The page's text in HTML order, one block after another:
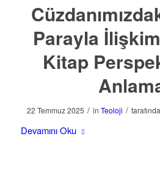
Parayla
Kitap
22 Temmuz 2025 / in Teoloji /
Devamını Oku